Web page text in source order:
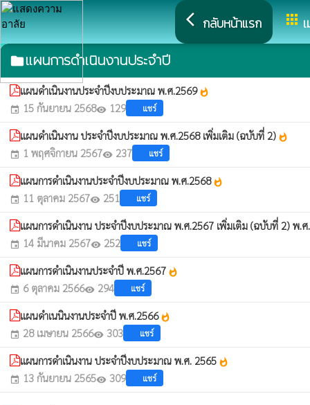
arrow_back_ios กลับหน้าแรก apps
folderแผนการดำเนินงานประจำปี
แผนดำเนินงานประจำปีงบประมาณ พ.ศ.2569whatshot
event 15 กันยายน 2568visibility 129 แชร์
แผนดำเนินงาน ประจำปีงบประมาณ พ.ศ.2568 เพิ่มเติม (ฉบับที่ 2) whatshot
event 1 พฤศจิกายน 2567visibility 237 แชร์
แผนการดำเนินงานประจำปีงบประมาณ พ.ศ.2568whatshot
event 11 ตุลาคม 2567visibility 251 แชร์
แผนการดำเนินงาน ประจำปีงบประมาณ พ.ศ.2567 เพิ่มเติม (ฉบับที่ 2) พ.
event 14 มีนาคม 2567visibility 252 แชร์
แผนการดำเนินงานประจำปี พ.ศ.2567 whatshot
event 6 ตุลาคม 2566visibility 294 แชร์
แผนดำเนนินงานประจำปี พ.ศ.2566whatshot
event 28 เมษายน 2566visibility 303 แชร์
แผนการดําเนินงาน ประจําปีงบประมาณ พ.ศ. 2565 whatshot
event 13 กันยายน 2565visibility 309 แชร์